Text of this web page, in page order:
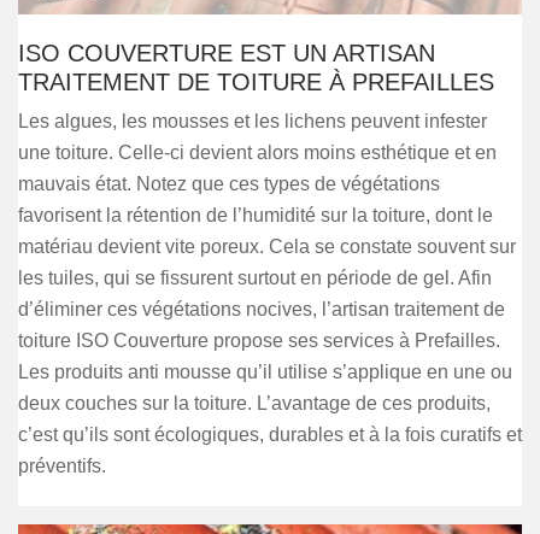
ISO COUVERTURE EST UN ARTISAN
TRAITEMENT DE TOITURE À PREFAILLES
Les algues, les mousses et les lichens peuvent infester
une toiture. Celle-ci devient alors moins esthétique et en
mauvais état. Notez que ces types de végétations
favorisent la rétention de l’humidité sur la toiture, dont le
matériau devient vite poreux. Cela se constate souvent sur
les tuiles, qui se fissurent surtout en période de gel. Afin
d’éliminer ces végétations nocives, l’artisan traitement de
toiture ISO Couverture propose ses services à Prefailles.
Les produits anti mousse qu’il utilise s’applique en une ou
deux couches sur la toiture. L’avantage de ces produits,
c’est qu’ils sont écologiques, durables et à la fois curatifs et
préventifs.